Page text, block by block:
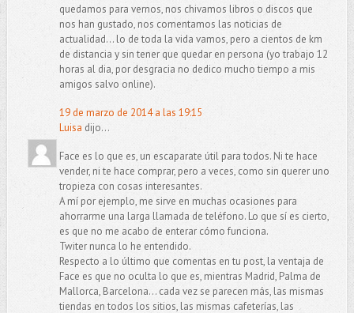
quedamos para vernos, nos chivamos libros o discos que
nos han gustado, nos comentamos las noticias de
actualidad... lo de toda la vida vamos, pero a cientos de km
de distancia y sin tener que quedar en persona (yo trabajo 12
horas al dia, por desgracia no dedico mucho tiempo a mis
amigos salvo online).
19 de marzo de 2014 a las 19:15
Luisa dijo...
Face es lo que es, un escaparate útil para todos. Ni te hace
vender, ni te hace comprar, pero a veces, como sin querer uno
tropieza con cosas interesantes.
A mí por ejemplo, me sirve en muchas ocasiones para
ahorrarme una larga llamada de teléfono. Lo que sí es cierto,
es que no me acabo de enterar cómo funciona.
Twiter nunca lo he entendido.
Respecto a lo último que comentas en tu post, la ventaja de
Face es que no oculta lo que es, mientras Madrid, Palma de
Mallorca, Barcelona... cada vez se parecen más, las mismas
tiendas en todos los sitios, las mismas cafeterías, las